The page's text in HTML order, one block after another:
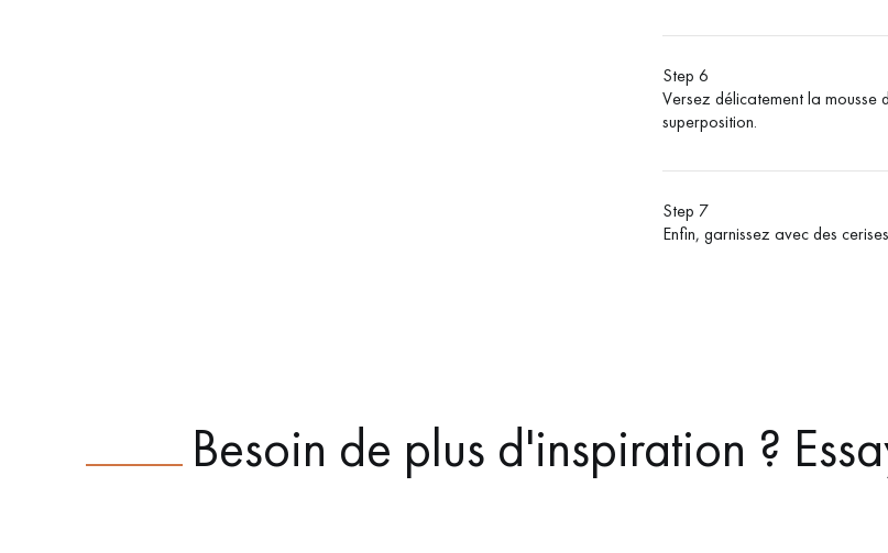
Step 6
Versez délicatement la mousse
superposition.
Step 7
Enfin, garnissez avec des
Besoin de plus d'inspiration ?